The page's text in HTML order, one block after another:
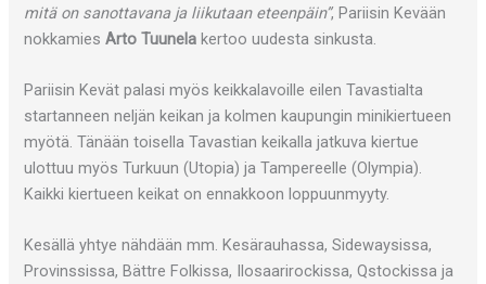
mitä on sanottavana ja liikutaan eteenpäin”, Pariisin Kevään
nokkamiesArto Tuunela kertoo uudesta sinkusta.
Pariisin Kevät palasi myös keikkalavoille eilen Tavastialta
startanneen neljän keikan ja kolmen kaupungin minikiertueen
myötä. Tänään toisella Tavastian keikalla jatkuva kiertue
ulottuu myös Turkuun (Utopia) ja Tampereelle (Olympia).
Kaikki kiertueen keikat on ennakkoon loppuunmyyty.
Kesällä yhtye nähdään mm. Kesärauhassa, Sidewaysissa,
Provinssissa, Bättre Folkissa, Ilosaarirockissa, Qstockissa ja